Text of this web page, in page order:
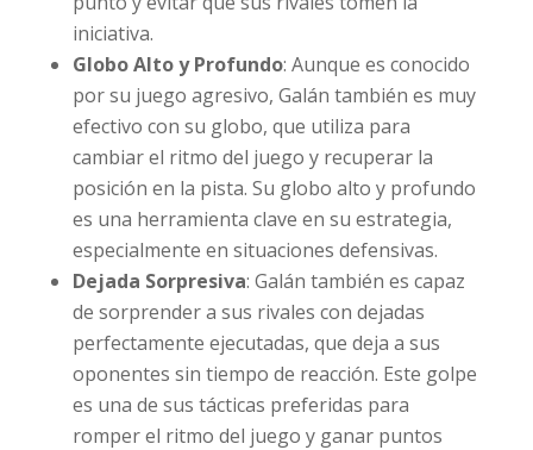
iniciativa.
Globo Alto y Profundo: Aunque es conocido
por su juego agresivo, Galán también es muy
efectivo con su globo, que utiliza para
cambiar el ritmo del juego y recuperar la
posición en la pista. Su globo alto y profundo
es una herramienta clave en su estrategia,
especialmente en situaciones defensivas.
Dejada Sorpresiva: Galán también es capaz
de sorprender a sus rivales con dejadas
perfectamente ejecutadas, que deja a sus
oponentes sin tiempo de reacción. Este golpe
es una de sus tácticas preferidas para
romper el ritmo del juego y ganar puntos